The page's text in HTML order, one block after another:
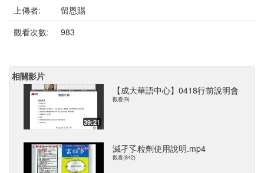
上傳者:
留恩賜
觀看次數:
983
相關影片
39:21
【成大華語中心】0418行前說明會
觀看(9)
滅孑孓粒劑使用說明.mp4
觀看(842)